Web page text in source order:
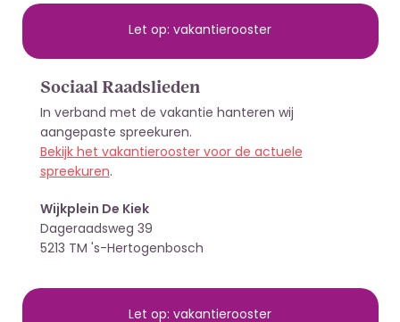
Let op: vakantierooster
Sociaal Raadslieden
In verband met de vakantie hanteren wij
aangepaste spreekuren.
Bekijk het vakantierooster voor de actuele
spreekuren.
Wijkplein De Kiek
Dageraadsweg 39
5213 TM 's-Hertogenbosch
Let op: vakantierooster